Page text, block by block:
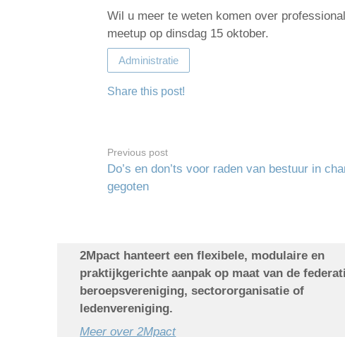
Wil u meer te weten komen over
meetup op dinsdag 15 oktober.
Administratie
Share this post!
Previous post
Do’s en don’ts voor raden van bestuur in
gegoten
2Mpact hanteert een flexibele, modulaire en
praktijkgerichte aanpak op maat van de
beroepsvereniging, sectororganisatie of
ledenvereniging.
Meer over 2Mpact